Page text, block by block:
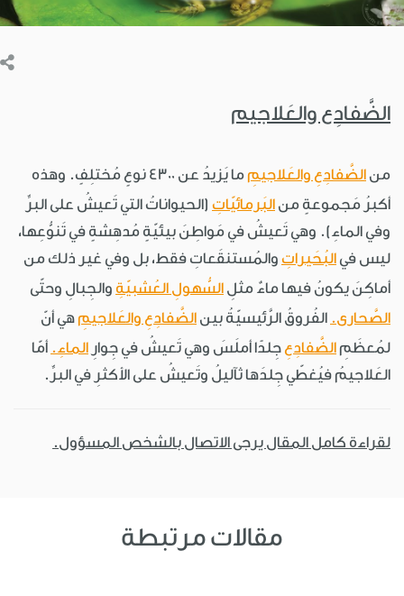
الضَّفادِع والعَلاجيم
من الضَّفادِعِ والعَلاجيمِ
ما يَزيدُ عن 4300 نوعٍ مُختلِفٍ. وهذه
أكبرُ مَجموعةٍ من البَرمائيّاتِ (الحيواناتُ التي تَعيشُ على البرِّ
وفي الماءِ). وهي تَعيشُ في مَواطِنَ بيئيّةٍ مُدهِشةٍ في تَنوُّعِها،
ليس في البُحَيراتِ والمُستنقَعاتِ فقط، بل وفي غير ذلك من
أماكِنَ يكونُ فيها ماءٌ مثلِ السُّهولِ العُشبيّةِ والجِبالِ وحتّى
الصَّحارى. الفُروقُ الرَّئيسيّةُ بين الضَّفادِعِ والعَلاجيمِهي أنّ
لمُعظَمِ الضَّفادِعِ جِلدًا أملَسَ وهي تَعيشُ في جِوارِ الماءِ. أمّا
العَلاجيمُ فيُغطّي جِلدَها ثآليلُ وتَعيشُ على الأكثرِ في البرِّ.
لقراءة كامل المقال يرجى الاتصال بالشخص المسؤول.
مقالات مرتبطة